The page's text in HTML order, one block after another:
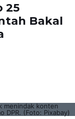
25
Bakal